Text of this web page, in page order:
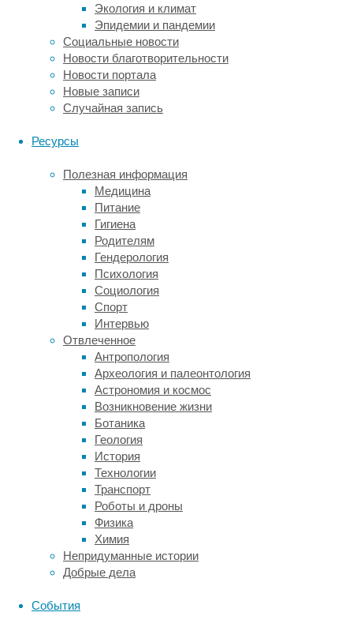
Экология и климат
Эпидемии и пандемии
Социальные новости
Новости благотворительности
Новости портала
Новые записи
Случайная запись
Ресурсы
Полезная информация
Медицина
Питание
Гигиена
Родителям
Гендерология
Психология
Социология
Спорт
Интервью
Отвлеченное
Антропология
Археология и палеонтология
Астрономия и космос
Возникновение жизни
Ботаника
Геология
История
Технологии
Транспорт
Роботы и дроны
Физика
Химия
Непридуманные истории
Добрые дела
События
минут
во
время
ходьбы.
Офтальмологическое
обследование,
оптическую
томографию
сетчатки,
дало
результатов.
Подозрения
нарушения
мозгового
кровообращения
не
оправдались.
Через
полгода
приступы
перемежающейся
односторонней
слепоты
начали
появляться
утрам,
женщина
прошла
обследование,